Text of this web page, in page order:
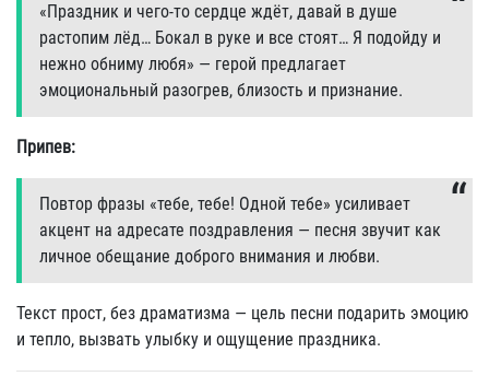
«Праздник и чего-то сердце ждёт, давай в душе
растопим лёд… Бокал в руке и все стоят… Я подойду и
нежно обниму любя» — герой предлагает
эмоциональный разогрев, близость и признание.
Припев:
Повтор фразы «тебе, тебе! Одной тебе» усиливает
акцент на адресате поздравления — песня звучит как
личное обещание доброго внимания и любви.
Текст прост, без драматизма — цель песни подарить эмоцию
и тепло, вызвать улыбку и ощущение праздника.